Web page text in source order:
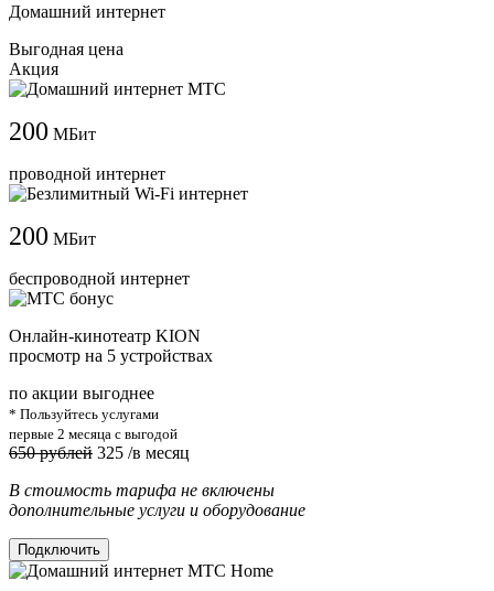
Домашний интернет
Выгодная цена
Акция
200 МБит
проводной интернет
200 МБит
беспроводной интернет
Онлайн-кинотеатр KION
просмотр на 5 устройствах
по акции выгоднее
* Пользуйтесь услугами
первые 2 месяца с выгодой
650 рублей 325 /в месяц
В стоимость тарифа не включены
дополнительные услуги и оборудование
Подключить